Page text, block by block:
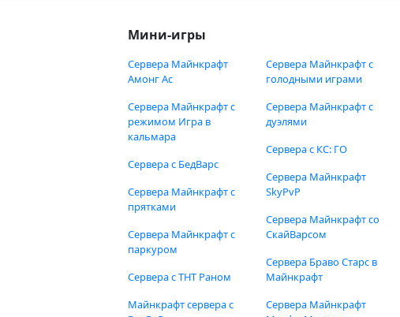
Мини-игры
Сервера Майнкрафт
Амонг Ас
Сервера Майнкрафт с
режимом Игра в
кальмара
Сервера с БедВарс
Сервера Майнкрафт с
прятками
Сервера Майнкрафт с
паркуром
Сервера с ТНТ Раном
Майнкрафт сервера с
Сервера Майнкрафт с
голодными играми
Сервера Майнкрафт с
дуэлями
Сервера с КС: ГО
Сервера Майнкрафт
SkyPvP
Сервера Майнкрафт со
СкайВарсом
Сервера Браво Старс в
Майнкрафт
Сервера Майнкрафт